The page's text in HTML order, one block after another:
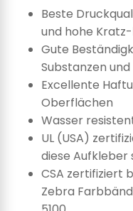
Beste
und hohe
Gute
Substanzen
Excellente
Oberflächen
Wasser
UL (USA)
diese Aufkleber
CSA zertifiziert
Zebra